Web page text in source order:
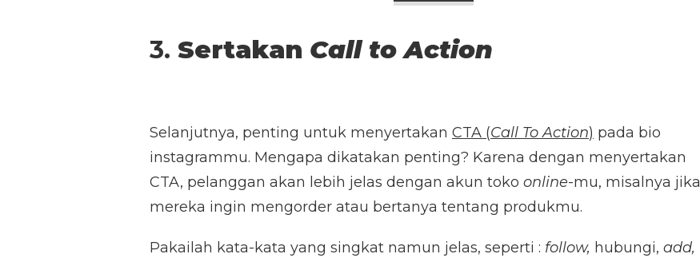
3. Sertakan Call to Action
Selanjutnya, penting untuk menyertakan CTA (Call To Action) pada bio
instagrammu. Mengapa dikatakan penting? Karena dengan menyertakan
CTA, pelanggan akan lebih jelas dengan akun toko online-mu, misalnya jika
mereka ingin mengorder atau bertanya tentang produkmu.
Pakailah kata-kata yang singkat namun jelas, seperti : follow, hubungi, add,